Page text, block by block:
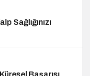
Sağlığınızı
Başarısı